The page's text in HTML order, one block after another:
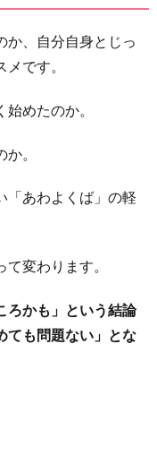
か、自分自身とじっ
です。
めたのか。
。
「あわよくば」の軽
変わります。
ろかも」という結論
ても問題ない」とな